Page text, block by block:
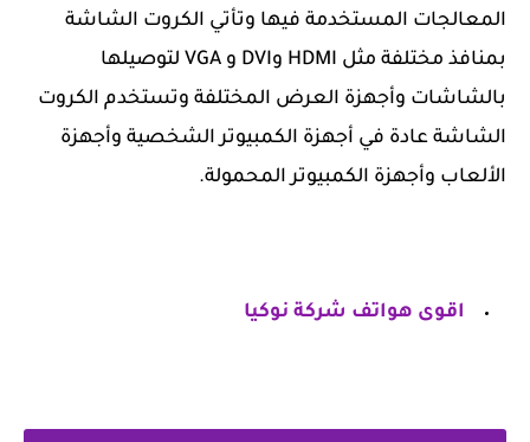
المعالجات المستخدمة فيها وتأتي الكروت الشاشة
بمنافذ مختلفة مثل HDMI وDVI و VGA لتوصيلها
بالشاشات وأجهزة العرض المختلفة وتستخدم الكروت
الشاشة عادة في أجهزة الكمبيوتر الشخصية وأجهزة
الألعاب وأجهزة الكمبيوتر المحمولة.
اقوى هواتف شركة نوكيا